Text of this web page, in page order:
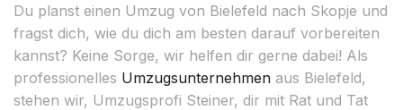
Du planst einen Umzug von Bielefeld nach Skopje und
fragst dich, wie du dich am besten darauf vorbereiten
kannst? Keine Sorge, wir helfen dir gerne dabei! Als
professionelles Umzugsunternehmen aus Bielefeld,
stehen wir, Umzugsprofi Steiner, dir mit Rat und Tat